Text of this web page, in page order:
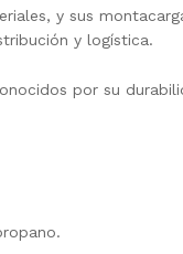
y sus
y logística.
por su